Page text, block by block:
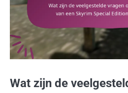
Wat zijn de